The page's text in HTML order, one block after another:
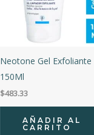
Neotone Gel Exfoliante
150Ml
$483.33
AÑADIR AL
CARRITO